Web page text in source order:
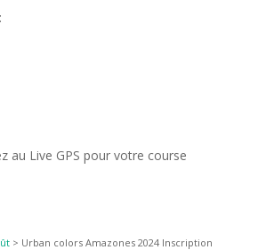
au Live GPS pour votre course
> Urban colors Amazones 2024 Inscription